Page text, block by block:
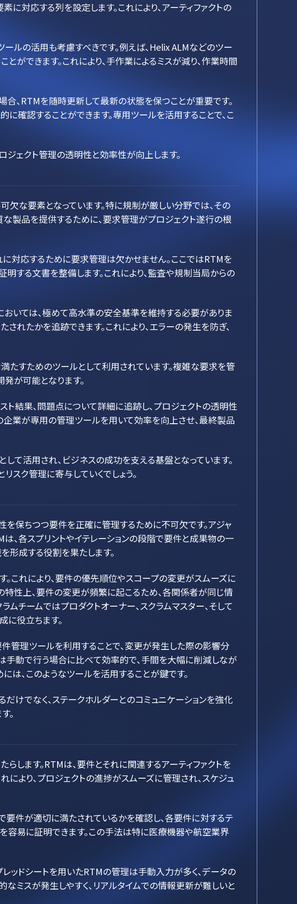
に対応する列を設定します。これにより、アーティファクトの
ルの活用も考慮すべきです。例えば、Helix ALMなどのツー
ができます。これにより、手作業によるミスが減り、作業時間
、RTMを随時更新して最新の状態を保つことが重要です。
確認することができます。専用ツールを活用することで、こ
ェクト管理の透明性と効率性が向上します。
な要素となっています。特に規制が厳しい分野では、その
製品を提供するために、要求管理がプロジェクト遂行の根
対応するために要求管理は欠かせません。ここではRTMを
する文書を整備します。これにより、監査や規制当局からの
いては、極めて高水準の安全基準を維持する必要がありま
れたかを追跡できます。これにより、エラーの発生を防ぎ、
すためのツールとして利用されています。複雑な要求を管
が可能となります。
ト結果、問題点について詳細に追跡し、プロジェクトの透明性
企業が専用の管理ツールを用いて効率を向上させ、最終製品
て活用され、ビジネスの成功を支える基盤となっています。
スク管理に寄与していくでしょう。
を保ちつつ要件を正確に管理するために不可欠です。アジャ
、各スプリントやイテレーションの段階で要件と成果物の一
形成する役割を果たします。
これにより、要件の優先順位やスコープの変更がスムーズに
性上、要件の変更が頻繁に起こるため、各関係者が同じ情
ムチームではプロダクトオーナー、スクラムマスター、そして
に役立ちます。
管理ツールを利用することで、変更が発生した際の影響分
手動で行う場合に比べて効率的で、手間を大幅に削減しなが
は、このようなツールを活用することが鍵です。
けでなく、ステークホルダーとのコミュニケーションを強化
。
します。RTMは、要件とそれに関連するアーティファクトを
より、プロジェクトの進捗がスムーズに管理され、スケジュ
要件が適切に満たされているかを確認し、各要件に対するテ
容易に証明できます。この手法は特に医療機器や航空業界
ッドシートを用いたRTMの管理は手動入力が多く、データの
ミスが発生しやすく、リアルタイムでの情報更新が難しいと